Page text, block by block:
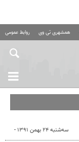
همشهری تی وی روابط عمومی
سه‌شنبه ۲۴ بهمن ۱۳۹۱ -